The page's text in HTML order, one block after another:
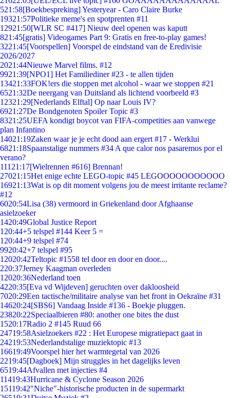
521:58[Boekbespreking] Yesteryear - Caro Claire Burke
19321:57Politieke meme's en spotprenten #11
12921:50[WLR SC #417] Nieuw deel openen was kaputt
821:45[gratis] Videogames Part 9: Gratis en free-to-play games!
3221:45[Voorspellen] Voorspel de eindstand van de Eredivisie
2026/2027
2021:44Nieuwe Marvel films. #12
9921:39[NPO1] Het Familiediner #23 - te allen tijden
13421:33FOK!ers die stoppen met alcohol - waar we stoppen #21
6521:32De neergang van Duitsland als lichtend voorbeeld #3
12321:29[Nederlands Elftal] Op naar Louis IV?
6921:27De Bondgenoten Spoiler Topic #3
8321:25UEFA kondigt boycot van FIFA-competities aan vanwege
plan Infantino
14021:19Zaken waar je je echt dood aan ergert #17 - Werklui
6821:18Spaanstalige nummers #34 A que calor nos pasaremos por el
verano?
111 21:17[Wielrennen #616] Brennan!
27021:15Het enige echte LEGO-topic #45 LEGOOOOOOOOOOO
16921:13Wat is op dit moment volgens jou de meest irritante reclame?
#12
6020:54Lisa (38) vermoord in Griekenland door Afghaanse
asielzoeker
1420:49Global Justice Report
1 20:44+5 telspel #144 Keer 5 =
1 20:44+9 telspel #74
9920:42+7 telspel #95
12020:42Teltopic #1558 tel door en door en door....
220:37Jerney Kaagman overleden
12020:36Nederland toen
4220:35[Eva vd Wijdeven] geruchten over dakloosheid
7020:29Een tactische/militaire analyse van het front in Oekraïne #31
14620:24[SBS6] Vandaag Inside #136 - Boekje pluggen.
23820:22Speciaalbieren #80: another one bites the dust
1520:17Radio 2 #145 Ruud 66
24719:58Asielzoekers #22 : Het Europese migratiepact gaat in
24219:53Nederlandstalige muziektopic #13
16619:49Voorspel hier het warmtegetal van 2026
2219:45[Dagboek] Mijn struggles in het dagelijks leven
6519:44Afvallen met injecties #4
11419:43Hurricane & Cyclone Season 2026
15119:42"Niche"-historische producten in de supermarkt